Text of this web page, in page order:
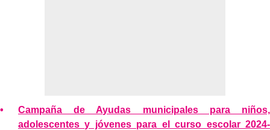
Campaña de Ayudas municipales para niños,
adolescentes y jóvenes para el curso escolar 2024-